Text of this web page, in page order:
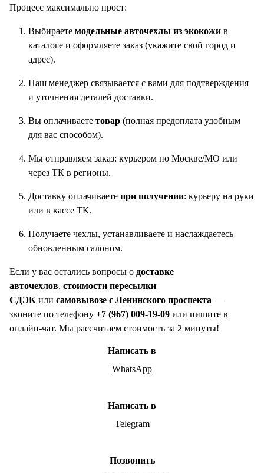
Процесс максимально прост:
Выбираете модельные авточехлы из экокожи в
каталоге и оформляете заказ (укажите свой город и
адрес).
Наш менеджер связывается с вами для подтверждения
и уточнения деталей доставки.
Вы оплачиваете товар (полная предоплата удобным
для вас способом).
Мы отправляем заказ: курьером по Москве/МО или
через ТК в регионы.
Доставку оплачиваете при получении: курьеру на руки
или в кассе ТК.
Получаете чехлы, устанавливаете и наслаждаетесь
обновленным салоном.
Если у вас остались вопросы о доставке
авточехлов, стоимости пересылки
СДЭК или самовывозе с Ленинского проспекта —
звоните по телефону +7 (967) 009-19-09 или пишите в
онлайн-чат. Мы рассчитаем стоимость за 2 минуты!
Написать в
WhatsApp
Написать в
Telegram
Позвонить